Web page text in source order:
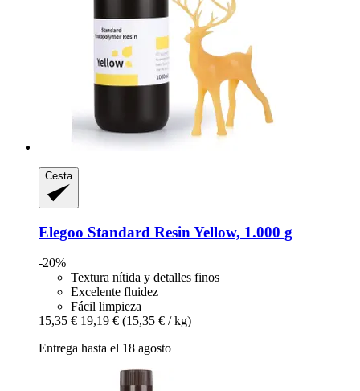
Cesta
Elegoo Standard Resin Yellow, 1.000 g
-20%
Textura nítida y detalles finos
Excelente fluidez
Fácil limpieza
15,35 € 19,19 € (15,35 € / kg)
Entrega hasta el 18 agosto